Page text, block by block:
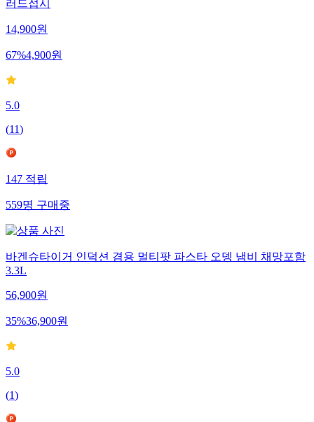
러드접시
14,900원
67%4,900원
5.0
(11)
147적립
559명구매중
바겐슈타이거 인덕션 겸용 멀티팟 파스타 오뎅 냄비 채망포함
3.3L
56,900원
35%36,900원
5.0
(1)